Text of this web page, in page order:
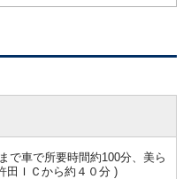
で車で所要時間約100分、美ら
田ＩＣから約４０分 )